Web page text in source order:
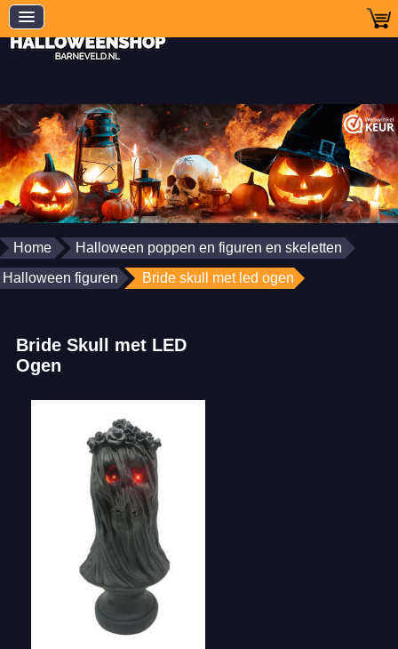
Home
Halloween poppen en figuren en skeletten
Halloween figuren
Bride skull met led ogen
Bride Skull met LED
Ogen